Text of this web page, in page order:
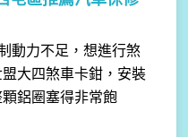
動力不足，想進行煞
大四煞車卡鉗，安裝
鋁圈塞得非常飽